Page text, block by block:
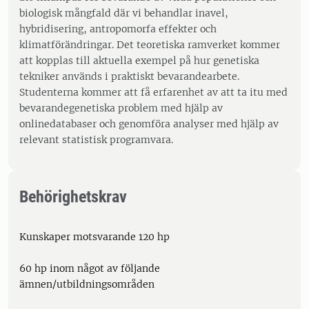
biologisk mångfald där vi behandlar inavel,
hybridisering, antropomorfa effekter och
klimatförändringar. Det teoretiska ramverket kommer
att kopplas till aktuella exempel på hur genetiska
tekniker används i praktiskt bevarandearbete.
Studenterna kommer att få erfarenhet av att ta itu med
bevarandegenetiska problem med hjälp av
onlinedatabaser och genomföra analyser med hjälp av
relevant statistisk programvara.
Behörighetskrav
Kunskaper motsvarande 120 hp
60 hp inom något av följande
ämnen/utbildningsområden